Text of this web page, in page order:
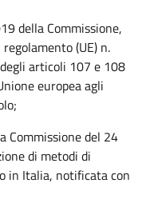
della Commissione,
(UE) n.
articoli 107 e 108
europea agli
Commissione del 24
di metodi di
in Italia, notificata con